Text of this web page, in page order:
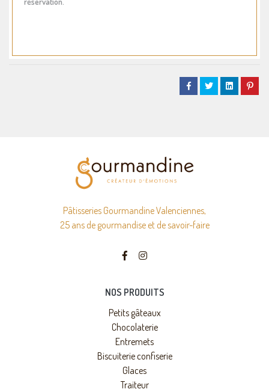
Pâtisseries Gourmandine Valenciennes,
25 ans de gourmandise et de savoir-faire
NOS PRODUITS
Petits gâteaux
Chocolaterie
Entremets
Biscuiterie confiserie
Glaces
Traiteur